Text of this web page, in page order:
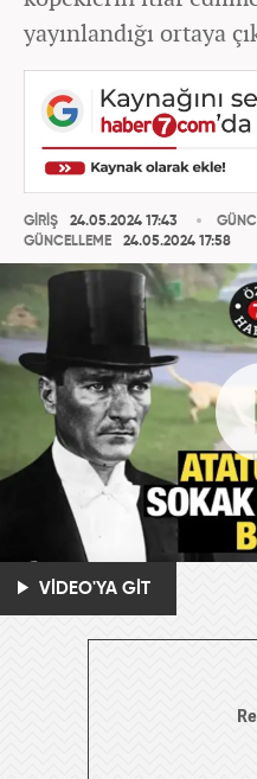
yayınlandığı ortaya
GİRİŞ
24.05.2024 17:43
GÜNCELLEME
24.05.2024 17:58
VİDEO'YA GİT